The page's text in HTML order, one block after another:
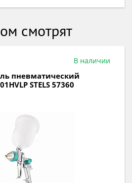
смотрят
В наличии
пневматический
STELS 57360